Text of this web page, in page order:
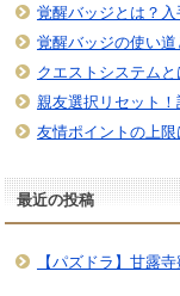
覚醒バッジとは？
覚醒バッジの使い
クエストシステムと
親友選択リセット！
友情ポイントの上限
最近の投稿
【パズドラ】甘露